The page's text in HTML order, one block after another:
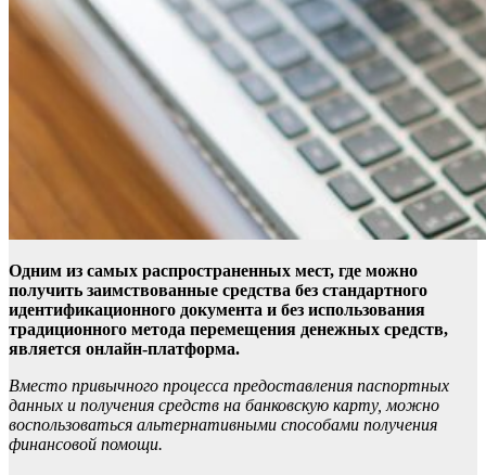
Одним из самых распространенных мест, где можно
получить заимствованные средства без стандартного
идентификационного документа и без использования
традиционного метода перемещения денежных средств,
является онлайн-платформа.
Вместо привычного процесса предоставления паспортных
данных и получения средств на банковскую карту, можно
воспользоваться альтернативными способами получения
финансовой помощи.